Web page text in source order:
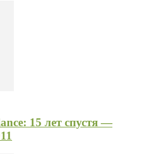
15 лет спустя —